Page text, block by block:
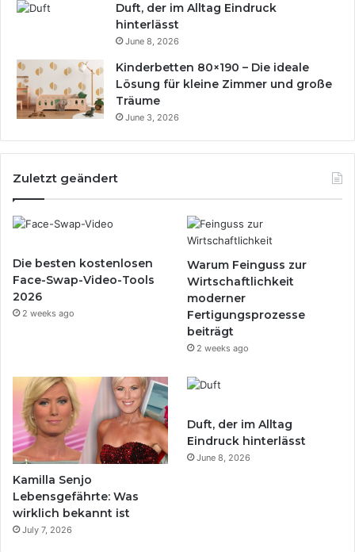
Duft, der im Alltag Eindruck
hinterlässt
June 8, 2026
Kinderbetten 80×190 – Die ideale
Lösung für kleine Zimmer und große
Träume
June 3, 2026
Zuletzt geändert
Die besten kostenlosen
Face-Swap-Video-Tools
2026
2 weeks ago
Warum Feinguss zur
Wirtschaftlichkeit
moderner
Fertigungsprozesse
beiträgt
2 weeks ago
Kamilla Senjo
Lebensgefährte: Was
wirklich bekannt ist
July 7, 2026
Duft, der im Alltag
Eindruck hinterlässt
June 8, 2026